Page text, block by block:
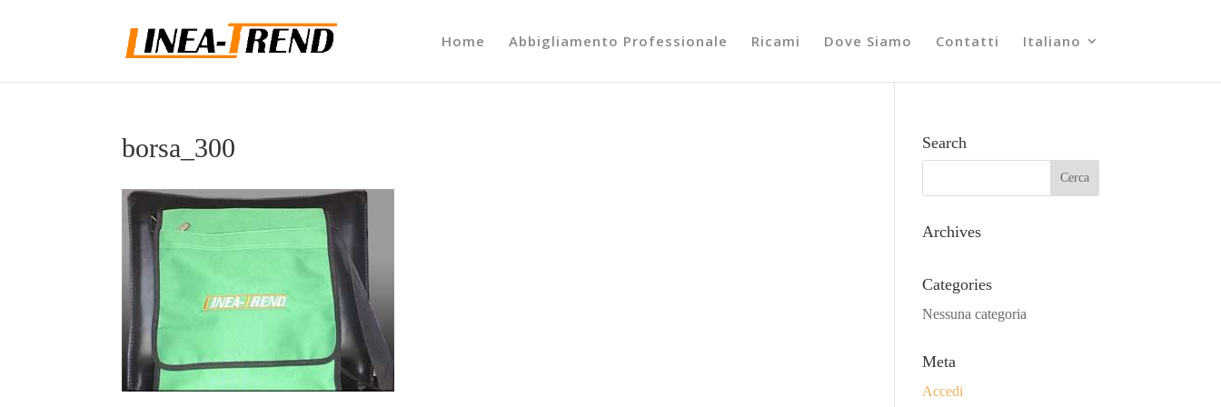
Home Abbigliamento Professionale Ricami Dove Siamo Contatti Italiano
borsa_300 Search
Archives
Categories
Nessuna categoria
Meta
Accedi